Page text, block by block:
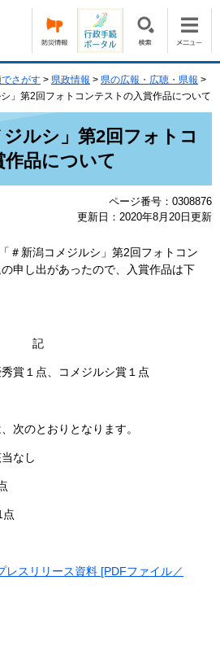
さがす > 県政情報 > 県の広報・広聴・県報 >
シ」第2回フォトコンテストの入賞作品について
ジルシ」第2回フォトコ
品について
ページ番号：0308876
更新日：2020年8月20日更新
＃新潟コメジルシ」第2回フォトコン
申し出があったので、入賞作品は下
記
１点、コメジルシ賞１点
次のとおりとなります。
し
レスリリース資料 [PDFファイル／